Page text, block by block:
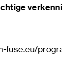
fuse.eu/